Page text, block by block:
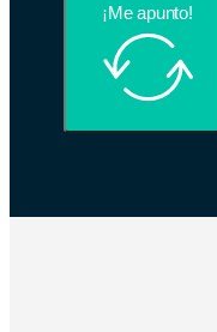
¡Me apunto!